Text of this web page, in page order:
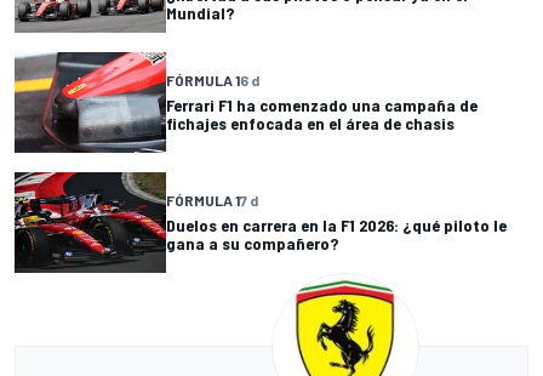
Mundial?
FÓRMULA 16 d
Ferrari F1 ha comenzado una campaña de
fichajes enfocada en el área de chasis
FÓRMULA 17 d
Duelos en carrera en la F1 2026: ¿qué piloto le
gana a su compañero?